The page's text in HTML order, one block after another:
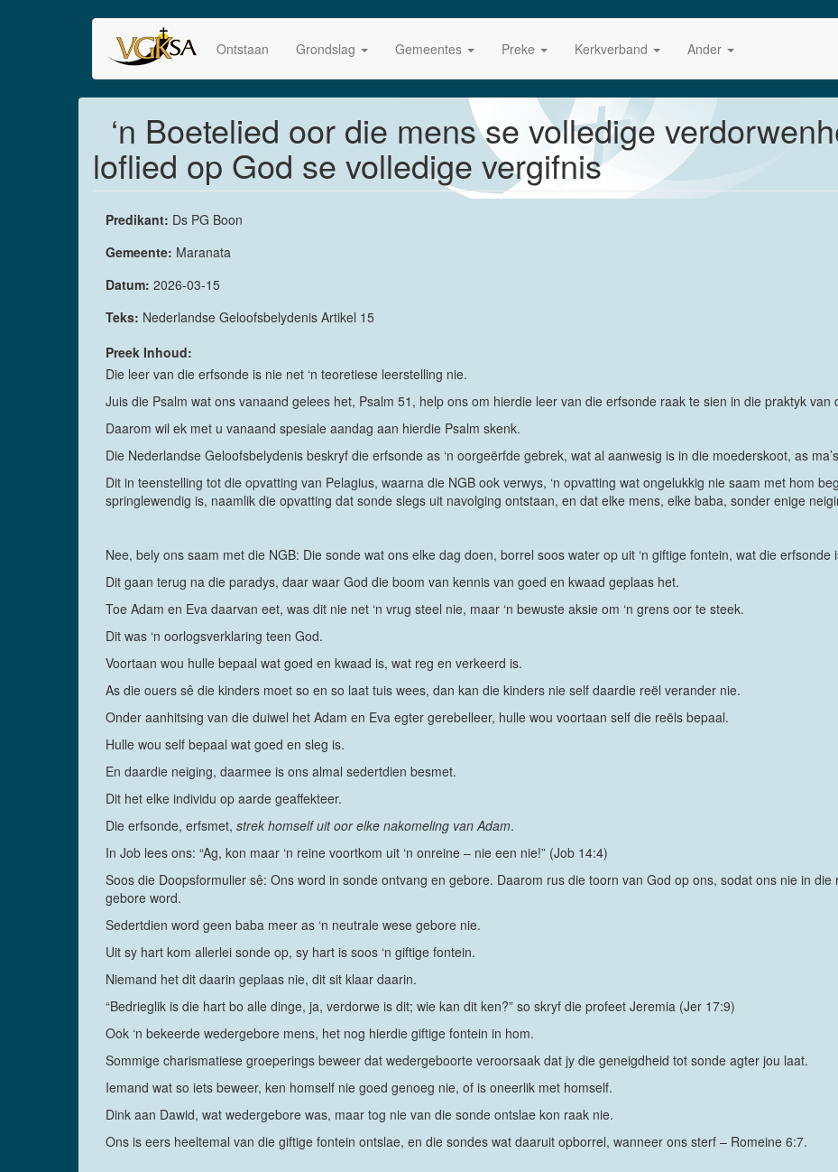
Ontstaan Grondslag Gemeentes Preke Kerkverband Ander
‘n Boetelied oor die mens se volledige
loflied op God se volledige vergifnis
Predikant: Ds PG Boon
Gemeente: Maranata
Datum: 2026-03-15
Teks: Nederlandse Geloofsbelydenis Artikel 15
Preek Inhoud:
Die leer van die erfsonde is nie net ‘n teoretiese leerstelling nie.
Juis die Psalm wat ons vanaand gelees het, Psalm 51, help ons om hierdie leer van die erfsonde raak te sien in die praktyk van
Daarom wil ek met u vanaand spesiale aandag aan hierdie Psalm skenk.
Die Nederlandse Geloofsbelydenis beskryf die erfsonde as ‘n oorgeërfde gebrek, wat al aanwesig is in die moederskoot, as
Dit in teenstelling tot die opvatting van Pelagius, waarna die NGB ook verwys, ‘n opvatting wat ongelukkig nie saam met hom
springlewendig is, naamlik die opvatting dat sonde slegs uit navolging ontstaan, en dat elke mens, elke baba, sonder enige
Nee, bely ons saam met die NGB: Die sonde wat ons elke dag doen, borrel soos water op uit ‘n giftige fontein, wat die erfsonde
Dit gaan terug na die paradys, daar waar God die boom van kennis van goed en kwaad geplaas het.
Toe Adam en Eva daarvan eet, was dit nie net ‘n vrug steel nie, maar ‘n bewuste aksie om ‘n grens oor te steek.
Dit was ‘n oorlogsverklaring teen God.
Voortaan wou hulle bepaal wat goed en kwaad is, wat reg en verkeerd is.
As die ouers sê die kinders moet so en so laat tuis wees, dan kan die kinders nie self daardie reël verander nie.
Onder aanhitsing van die duiwel het Adam en Eva egter gerebelleer, hulle wou voortaan self die reëls bepaal.
Hulle wou self bepaal wat goed en sleg is.
En daardie neiging, daarmee is ons almal sedertdien besmet.
Dit het elke individu op aarde geaffekteer.
Die erfsonde, erfsmet, strek homself uit oor elke nakomeling van Adam.
In Job lees ons: “Ag, kon maar ‘n reine voortkom uit ‘n onreine – nie een nie!” (Job 14:4)
Soos die Doopsformulier sê: Ons word in sonde ontvang en gebore. Daarom rus die toorn van God op ons, sodat ons nie in
gebore word.
Sedertdien word geen baba meer as ‘n neutrale wese gebore nie.
Uit sy hart kom allerlei sonde op, sy hart is soos ‘n giftige fontein.
Niemand het dit daarin geplaas nie, dit sit klaar daarin.
“Bedrieglik is die hart bo alle dinge, ja, verdorwe is dit; wie kan dit ken?” so skryf die profeet Jeremia (Jer 17:9)
Ook ‘n bekeerde wedergebore mens, het nog hierdie giftige fontein in hom.
Sommige charismatiese groeperings beweer dat wedergeboorte veroorsaak dat jy die geneigdheid tot sonde agter jou laat.
Iemand wat so iets beweer, ken homself nie goed genoeg nie, of is oneerlik met homself.
Dink aan Dawid, wat wedergebore was, maar tog nie van die sonde ontslae kon raak nie.
Ons is eers heeltemal van die giftige fontein ontslae, en die sondes wat daaruit opborrel, wanneer ons sterf – Romeine 6:7.